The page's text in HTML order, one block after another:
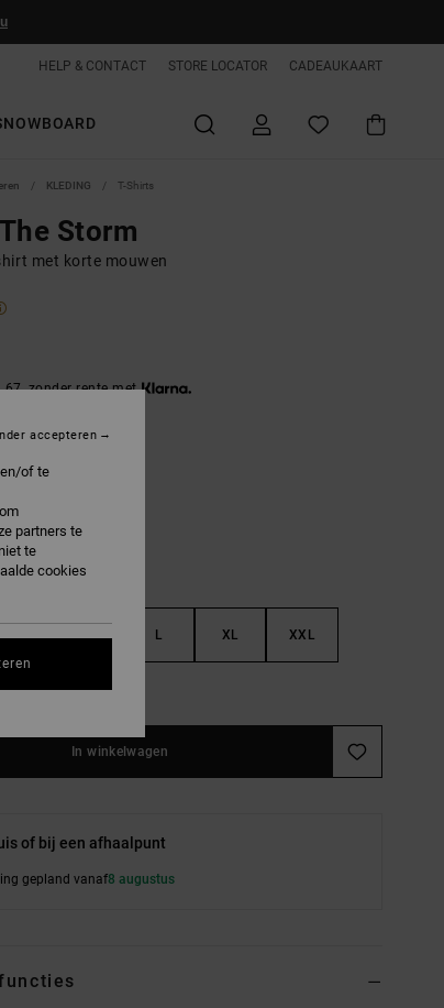
HELP & CONTACT STORE LOCATOR CADEAUKAART
KLEDING T-Shirts
Storm
met korte mouwen
zonder rente met
L XL XXL
In winkelwagen
of bij een afhaalpunt
gepland vanaf8 augustus
of te
partners te
te
cookies
accepteren